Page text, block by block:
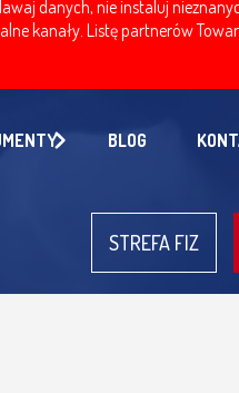
danych, nie instaluj
kanały. Listę partnerów
BLOG
STREFA FIZ